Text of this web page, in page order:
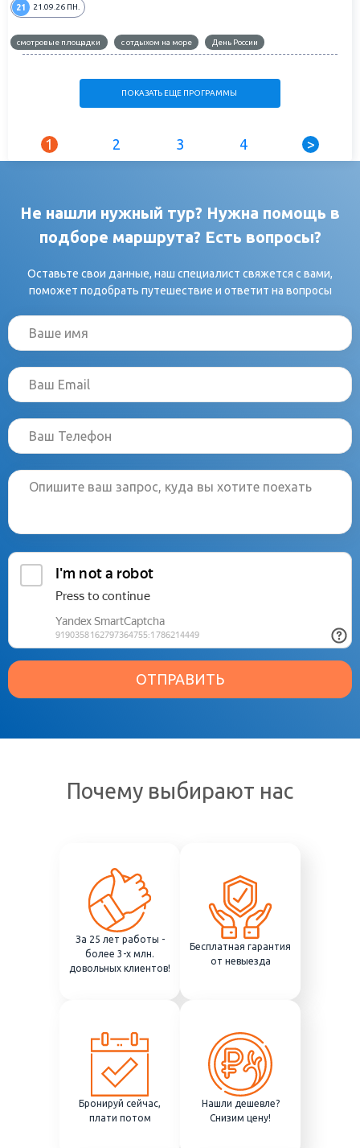
21 21.09.26 ПН.
смотровые площадки с отдыхом на море День России
ПОКАЗАТЬ ЕЩЕ ПРОГРАММЫ
1 2 3 4 >
Не нашли нужный тур? Нужна помощь в
подборе маршрута? Есть вопросы?
Оставьте свои данные, наш специалист свяжется с вами,
поможет подобрать путешествие и ответит на вопросы
ОТПРАВИТЬ
Почему выбирают нас
За 25 лет работы -
более 3-х млн.
довольных клиентов!
Бесплатная гарантия
от невыезда
Бронируй сейчас,
плати потом
Нашли дешевле?
Снизим цену!